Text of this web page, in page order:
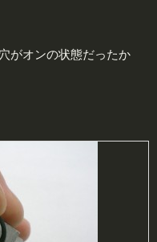
がオンの状態だったか